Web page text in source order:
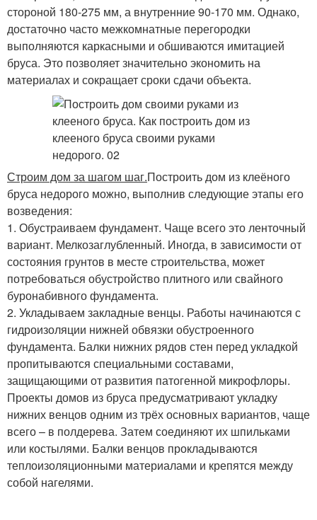
стороной 180-275 мм, а внутренние 90-170 мм. Однако,
достаточно часто межкомнатные перегородки
выполняются каркасными и обшиваются имитацией
бруса. Это позволяет значительно экономить на
материалах и сокращает сроки сдачи объекта.
Строим дом за шагом шаг.Построить дом из клеёного
бруса недорого можно, выполнив следующие этапы его
возведения:
1. Обустраиваем фундамент. Чаще всего это ленточный
вариант. Мелкозаглубленный. Иногда, в зависимости от
состояния грунтов в месте строительства, может
потребоваться обустройство плитного или свайного
буронабивного фундамента.
2. Укладываем закладные венцы. Работы начинаются с
гидроизоляции нижней обвязки обустроенного
фундамента. Балки нижних рядов стен перед укладкой
пропитываются специальными составами,
защищающими от развития патогенной микрофлоры.
Проекты домов из бруса предусматривают укладку
нижних венцов одним из трёх основных вариантов, чаще
всего – в полдерева. Затем соединяют их шпильками
или костылями. Балки венцов прокладываются
теплоизоляционными материалами и крепятся между
собой нагелями.